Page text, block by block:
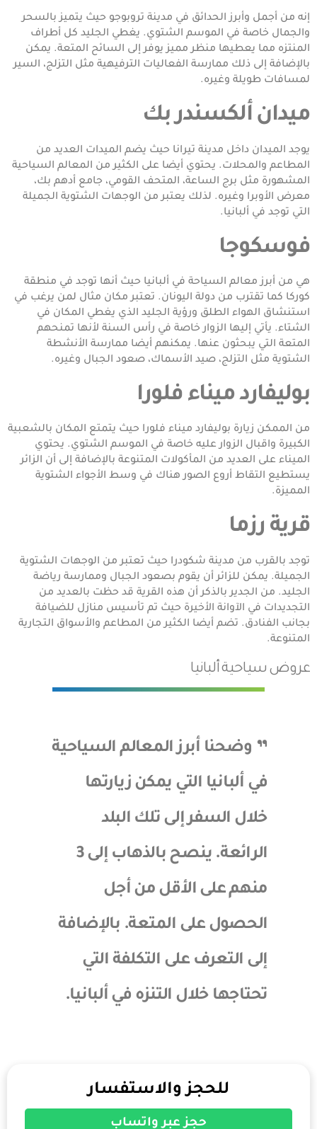
إنه من أجمل وأبرز الحدائق في مدينة تروبوجو حيث يتميز بالسحر
والجمال خاصة في الموسم الشتوي. يغطي الجليد كل أطراف
المنتزه مما يعطيها منظر مميز يوفر إلى السائح المتعة. يمكن
بالإضافة إلى ذلك ممارسة الفعاليات الترفيهية مثل التزلج، السير
لمسافات طويلة وغيره.
ميدان ألكسندر بك
يوجد الميدان داخل مدينة تيرانا حيث يضم الميدات العديد من
المطاعم والمحلات. يحتوي أيضا على الكثير من المعالم السياحية
المشهورة مثل برج الساعة، المتحف القومي، جامع أدهم بك،
معرض الأوبرا وغيره. لذلك يعتبر من الوجهات الشتوية الجميلة
التي توجد في ألبانيا.
فوسكوجا
هي من أبرز معالم السياحة في ألبانيا حيث أنها توجد في منطقة
كوركا كما تقترب من دولة اليونان. تعتبر مكان مثال لمن يرغب في
استنشاق الهواء الطلق ورؤية الجليد الذي يغطي المكان في
الشتاء. يأتي إليها الزوار خاصة في رأس السنة لأنها تمنحهم
المتعة التي يبحثون عنها. يمكنهم أيضا ممارسة الأنشطة
الشتوية مثل التزلج، صيد الأسماك، صعود الجبال وغيره.
بوليفارد ميناء فلورا
من الممكن زيارة بوليفارد ميناء فلورا حيث يتمتع المكان بالشعبية
الكبيرة واقبال الزوار عليه خاصة في الموسم الشتوي. يحتوي
الميناء على العديد من المأكولات المتنوعة بالإضافة إلى أن الزائر
يستطيع التقاط أروع الصور هناك في وسط الأجواء الشتوية
المميزة.
قرية رزما
توجد بالقرب من مدينة شكودرا حيث تعتبر من الوجهات الشتوية
الجميلة. يمكن للزائر أن يقوم بصعود الجبال وممارسة رياضة
الجليد. من الجدير بالذكر أن هذه القرية قد حظت بالعديد من
التجديدات في الآوانة الأخيرة حيث تم تأسيس منازل للضيافة
بجانب الفنادق. تضم أيضا الكثير من المطاعم والأسواق التجارية
المتنوعة.
عروض سياحية ألبانيا
وضحنا أبرز المعالم السياحية
في ألبانيا التي يمكن زيارتها
خلال السفر إلى تلك البلد
الرائعة. ينصح بالذهاب إلى 3
منهم على الأقل من أجل
الحصول على المتعة. بالإضافة
إلى التعرف على التكلفة التي
تحتاجها خلال التنزه في ألبانيا.
للحجز والاستفسار
حجز عبر واتساب